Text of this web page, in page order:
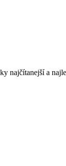
najčítanejší a